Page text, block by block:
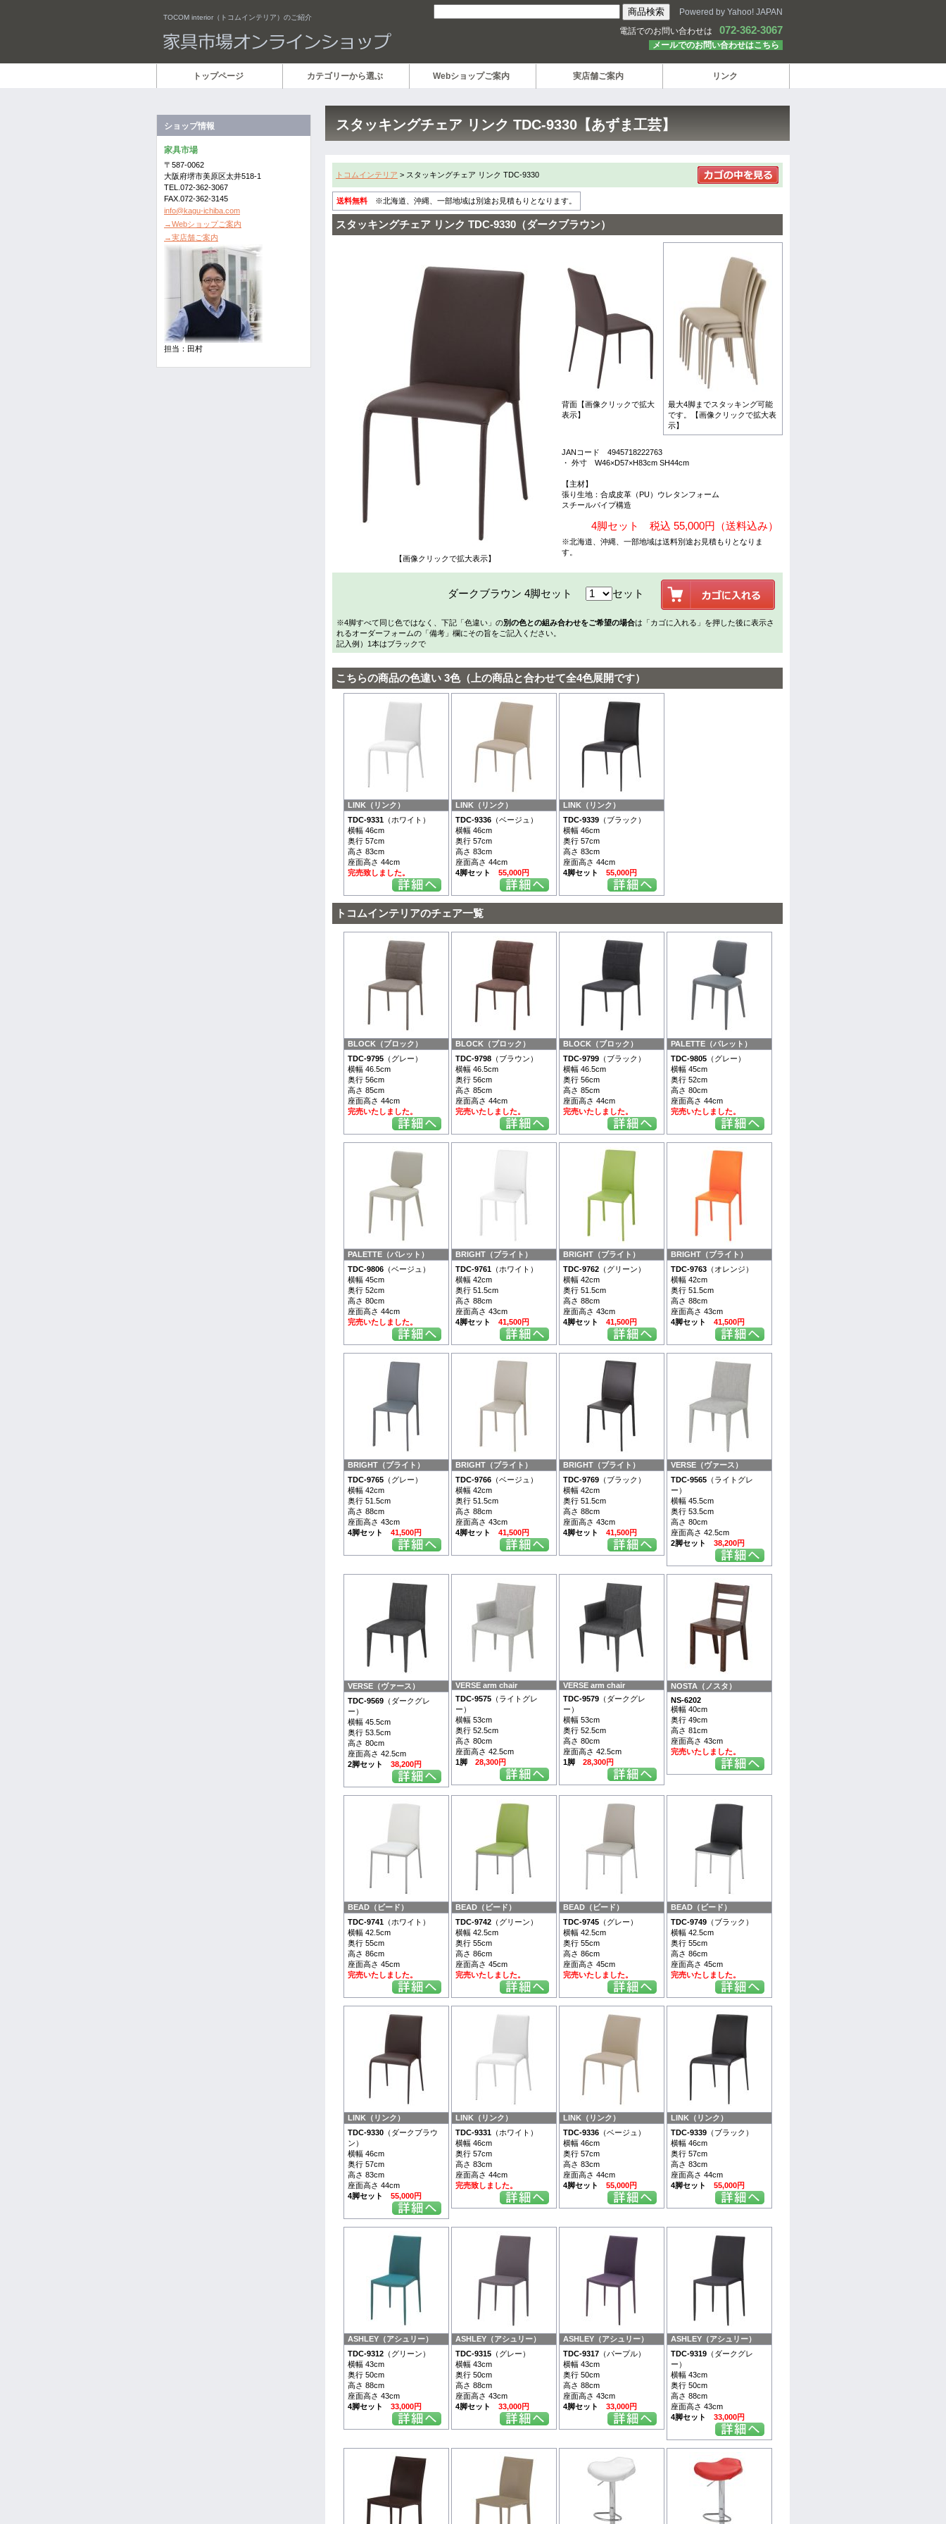
TOCOM interior（トコムインテリア）のご紹介
電話でのお問い合わせは 072-362-3067
メールでのお問い合わせはこちら
Powered by Yahoo! JAPAN
スタッキングチェア リンク TDC-9330【あずま工芸】
トコムインテリア > スタッキングチェア リンク TDC-9330
送料無料 ※北海道、沖縄、一部地域は別途お見積もりとなります。
スタッキングチェア リンク TDC-9330（ダークブラウン）
【画像クリックで拡大表示】
背面【画像クリックで拡大
表示】
最大4脚までスタッキング可能
です。【画像クリックで拡大表
示】
JANコード 4945718222763
・ 外寸 W46×D57×H83cm SH44cm
【主材】
張り生地：合成皮革（PU）ウレタンフォーム
スチールパイプ構造
4脚セット 税込 55,000円（送料込み）
※北海道、沖縄、一部地域は送料別途お見積もりとなりま
す。
ダークブラウン 4脚セット セット
※4脚すべて同じ色ではなく、下記「色違い」の別の色との組み合わせをご希望の場合は「カゴに入れる」を押した後に表示さ
れるオーダーフォームの「備考」欄にその旨をご記入ください。
記入例）1本はブラックで
こちらの商品の色違い 3色（上の商品と合わせて全4色展開です）
LINK（リンク）
TDC-9331（ホワイト）
横幅 46cm
奥行 57cm
高さ 83cm
座面高さ 44cm
完売致しました。
LINK（リンク）
TDC-9336（ベージュ）
横幅 46cm
奥行 57cm
高さ 83cm
座面高さ 44cm
4脚セット 55,000円
LINK（リンク）
TDC-9339（ブラック）
横幅 46cm
奥行 57cm
高さ 83cm
座面高さ 44cm
4脚セット 55,000円
トコムインテリアのチェア一覧
BLOCK（ブロック）
TDC-9795（グレー）
横幅 46.5cm
奥行 56cm
高さ 85cm
座面高さ 44cm
完売いたしました。
BLOCK（ブロック）
TDC-9798（ブラウン）
横幅 46.5cm
奥行 56cm
高さ 85cm
座面高さ 44cm
完売いたしました。
BLOCK（ブロック）
TDC-9799（ブラック）
横幅 46.5cm
奥行 56cm
高さ 85cm
座面高さ 44cm
完売いたしました。
PALETTE（パレット）
TDC-9805（グレー）
横幅 45cm
奥行 52cm
高さ 80cm
座面高さ 44cm
完売いたしました。
PALETTE（パレット）
TDC-9806（ベージュ）
横幅 45cm
奥行 52cm
高さ 80cm
座面高さ 44cm
完売いたしました。
BRIGHT（ブライト）
TDC-9761（ホワイト）
横幅 42cm
奥行 51.5cm
高さ 88cm
座面高さ 43cm
4脚セット 41,500円
BRIGHT（ブライト）
TDC-9762（グリーン）
横幅 42cm
奥行 51.5cm
高さ 88cm
座面高さ 43cm
4脚セット 41,500円
BRIGHT（ブライト）
TDC-9763（オレンジ）
横幅 42cm
奥行 51.5cm
高さ 88cm
座面高さ 43cm
4脚セット 41,500円
BRIGHT（ブライト）
TDC-9765（グレー）
横幅 42cm
奥行 51.5cm
高さ 88cm
座面高さ 43cm
4脚セット 41,500円
BRIGHT（ブライト）
TDC-9766（ベージュ）
横幅 42cm
奥行 51.5cm
高さ 88cm
座面高さ 43cm
4脚セット 41,500円
BRIGHT（ブライト）
TDC-9769（ブラック）
横幅 42cm
奥行 51.5cm
高さ 88cm
座面高さ 43cm
4脚セット 41,500円
VERSE（ヴァース）
TDC-9565（ライトグレ
ー）
横幅 45.5cm
奥行 53.5cm
高さ 80cm
座面高さ 42.5cm
2脚セット 38,200円
VERSE（ヴァース）
TDC-9569（ダークグレ
ー）
横幅 45.5cm
奥行 53.5cm
高さ 80cm
座面高さ 42.5cm
2脚セット 38,200円
VERSE arm chair
TDC-9575（ライトグレ
ー）
横幅 53cm
奥行 52.5cm
高さ 80cm
座面高さ 42.5cm
1脚 28,300円
VERSE arm chair
TDC-9579（ダークグレ
ー）
横幅 53cm
奥行 52.5cm
高さ 80cm
座面高さ 42.5cm
1脚 28,300円
NOSTA（ノスタ）
NS-6202
横幅 40cm
奥行 49cm
高さ 81cm
座面高さ 43cm
完売いたしました。
BEAD（ビード）
TDC-9741（ホワイト）
横幅 42.5cm
奥行 55cm
高さ 86cm
座面高さ 45cm
完売いたしました。
BEAD（ビード）
TDC-9742（グリーン）
横幅 42.5cm
奥行 55cm
高さ 86cm
座面高さ 45cm
完売いたしました。
BEAD（ビード）
TDC-9745（グレー）
横幅 42.5cm
奥行 55cm
高さ 86cm
座面高さ 45cm
完売いたしました。
BEAD（ビード）
TDC-9749（ブラック）
横幅 42.5cm
奥行 55cm
高さ 86cm
座面高さ 45cm
完売いたしました。
LINK（リンク）
TDC-9330（ダークブラウ
ン）
横幅 46cm
奥行 57cm
高さ 83cm
座面高さ 44cm
4脚セット 55,000円
LINK（リンク）
TDC-9331（ホワイト）
横幅 46cm
奥行 57cm
高さ 83cm
座面高さ 44cm
完売致しました。
LINK（リンク）
TDC-9336（ベージュ）
横幅 46cm
奥行 57cm
高さ 83cm
座面高さ 44cm
4脚セット 55,000円
LINK（リンク）
TDC-9339（ブラック）
横幅 46cm
奥行 57cm
高さ 83cm
座面高さ 44cm
4脚セット 55,000円
ASHLEY（アシュリー）
TDC-9312（グリーン）
横幅 43cm
奥行 50cm
高さ 88cm
座面高さ 43cm
4脚セット 33,000円
ASHLEY（アシュリー）
TDC-9315（グレー）
横幅 43cm
奥行 50cm
高さ 88cm
座面高さ 43cm
4脚セット 33,000円
ASHLEY（アシュリー）
TDC-9317（パープル）
横幅 43cm
奥行 50cm
高さ 88cm
座面高さ 43cm
4脚セット 33,000円
ASHLEY（アシュリー）
TDC-9319（ダークグレ
ー）
横幅 43cm
奥行 50cm
高さ 88cm
座面高さ 43cm
4脚セット 33,000円
トップページ カテゴリーから選ぶ Webショップご案内 実店舗ご案内 リンク
ショップ情報
家具市場
〒587-0062
大阪府堺市美原区太井518-1
TEL.072-362-3067
FAX.072-362-3145
info@kagu-ichiba.com
→Webショップご案内
→実店舗ご案内
担当：田村